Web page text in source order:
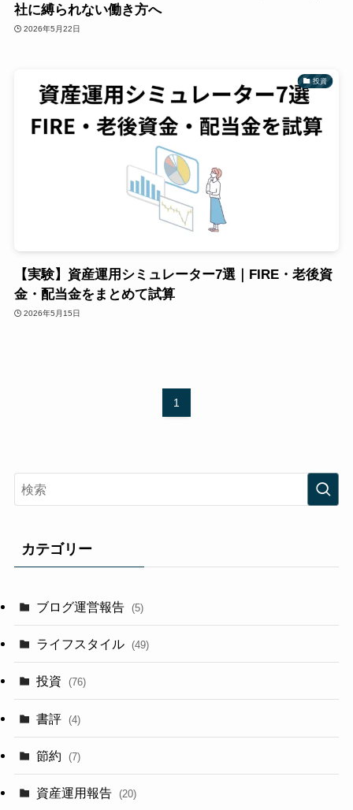
社に縛られない働き方へ
2026年5月22日
投資
【実験】資産運用シミュレーター7選｜FIRE・老後資
金・配当金をまとめて試算
2026年5月15日
1
カテゴリー
ブログ運営報告 (5)
ライフスタイル (49)
投資 (76)
書評 (4)
節約 (7)
資産運用報告 (20)